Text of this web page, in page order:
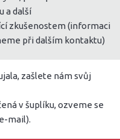
a další
zkušenostem (informaci
při dalším kontaktu)
zašlete nám svůj
v šuplíku, ozveme se
mail).